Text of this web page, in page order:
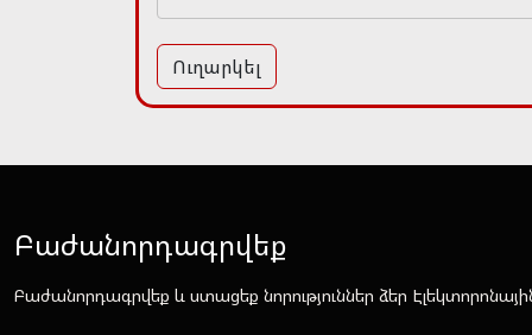
Ուղարկել
Բաժանորդագրվեք
Բաժանորդագրվեք և ստացեք նորություններ ձեր